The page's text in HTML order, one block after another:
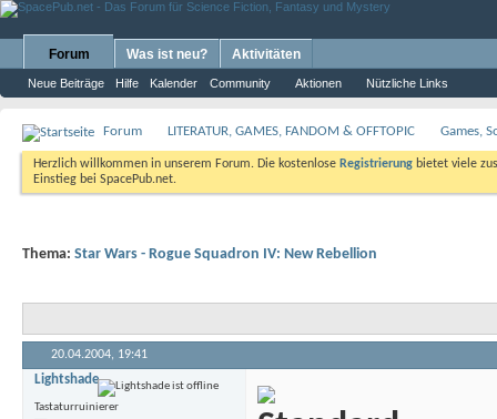
Forum
Neue Beiträge Hilfe Kalender Community Aktionen Nützliche Links
Was ist neu? Aktivitäten
Forum LITERATUR, GAMES, FANDOM & OFFTOPIC Games,
Herzlich willkommen in unserem Forum. Die kostenlose Registrierung bietet viele
Einstieg bei SpacePub.net.
Thema: Star Wars - Rogue Squadron IV: New Rebellion
20.04.2004, 19:41
Lightshade
Tastaturruinierer